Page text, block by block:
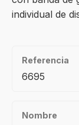
individual de
Referencia
6695
Nombre